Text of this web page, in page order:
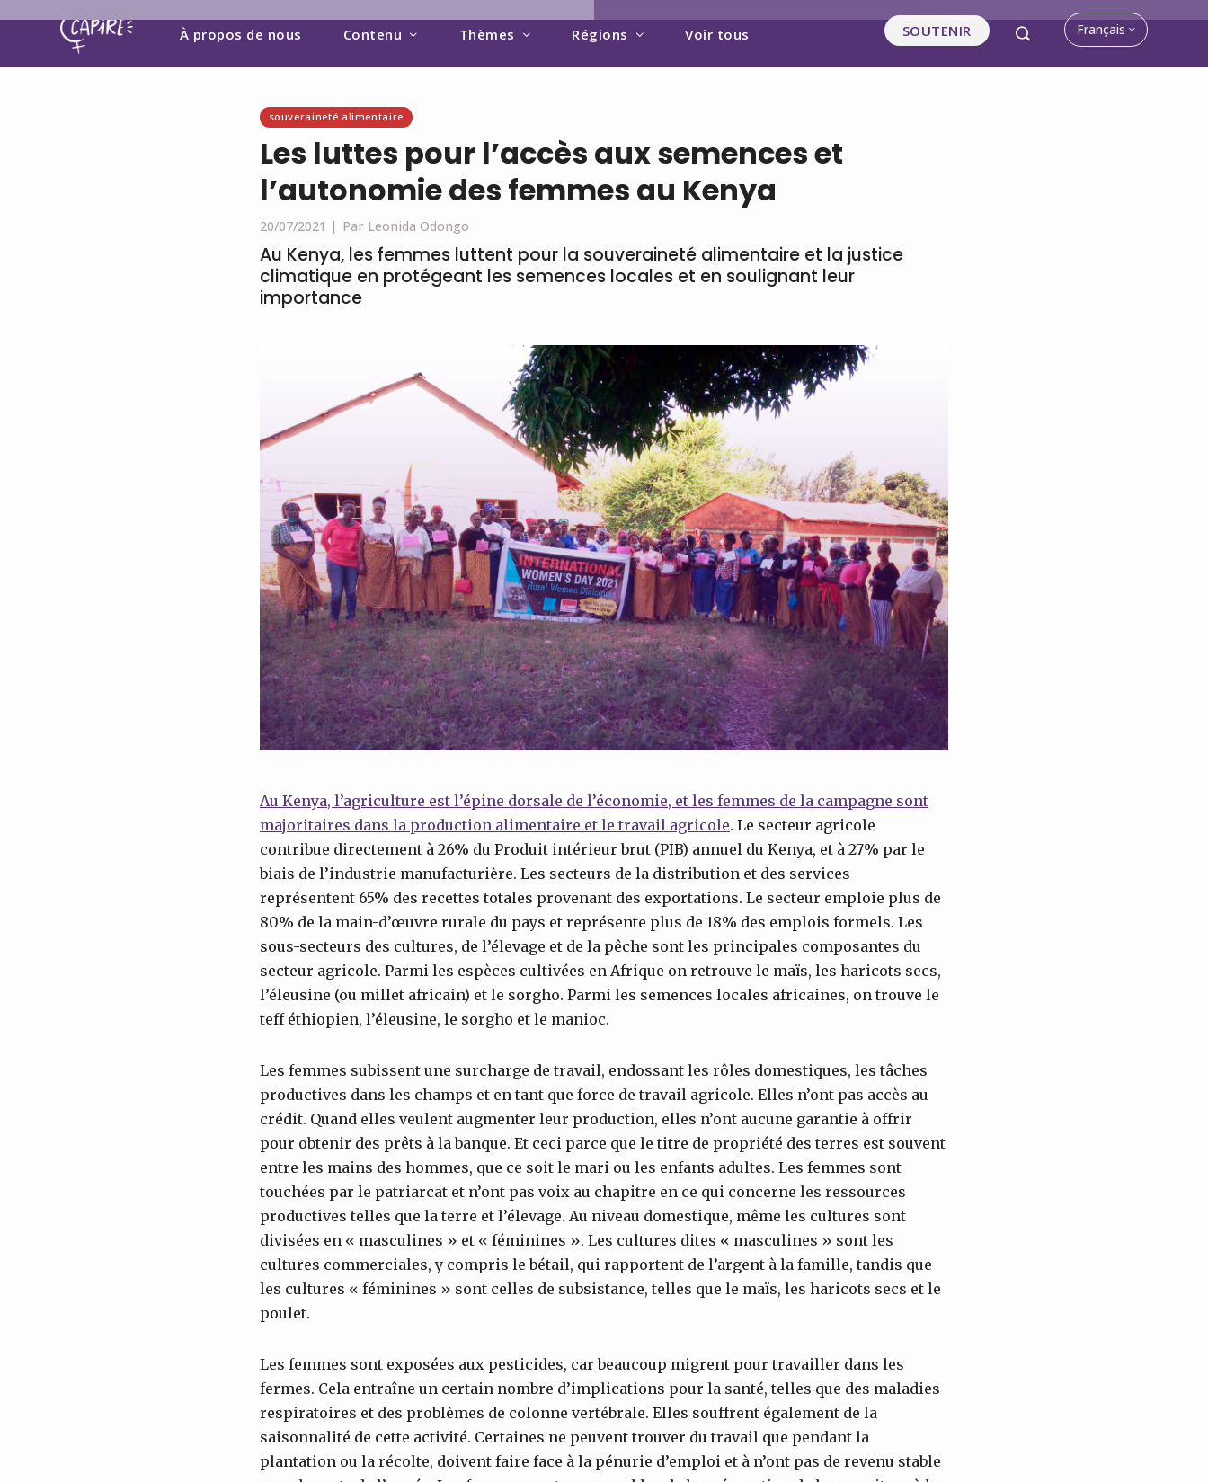
À propos de nous Contenu Thèmes Régions Voir tous SOUTENIR Français
souveraineté alimentaire
Les luttes pour l’accès aux semences et
l’autonomie des femmes au Kenya
20/07/2021 | Par Leonida Odongo
Au Kenya, les femmes luttent pour la souveraineté alimentaire et la justice
climatique en protégeant les semences locales et en soulignant leur
importance
Au Kenya, l’agriculture est l’épine dorsale de l’économie, et les femmes de la campagne sont
majoritaires dans la production alimentaire et le travail agricole. Le secteur agricole
contribue directement à 26% du Produit intérieur brut (PIB) annuel du Kenya, et à 27% par le
biais de l’industrie manufacturière. Les secteurs de la distribution et des services
représentent 65% des recettes totales provenant des exportations. Le secteur emploie plus de
80% de la main-d’œuvre rurale du pays et représente plus de 18% des emplois formels. Les
sous-secteurs des cultures, de l’élevage et de la pêche sont les principales composantes du
secteur agricole. Parmi les espèces cultivées en Afrique on retrouve le maïs, les haricots secs,
l’éleusine (ou millet africain) et le sorgho. Parmi les semences locales africaines, on trouve le
teff éthiopien, l’éleusine, le sorgho et le manioc.
Les femmes subissent une surcharge de travail, endossant les rôles domestiques, les tâches
productives dans les champs et en tant que force de travail agricole. Elles n’ont pas accès au
crédit. Quand elles veulent augmenter leur production, elles n’ont aucune garantie à offrir
pour obtenir des prêts à la banque. Et ceci parce que le titre de propriété des terres est souvent
entre les mains des hommes, que ce soit le mari ou les enfants adultes. Les femmes sont
touchées par le patriarcat et n’ont pas voix au chapitre en ce qui concerne les ressources
productives telles que la terre et l’élevage. Au niveau domestique, même les cultures sont
divisées en « masculines » et « féminines ». Les cultures dites « masculines » sont les
cultures commerciales, y compris le bétail, qui rapportent de l’argent à la famille, tandis que
les cultures « féminines » sont celles de subsistance, telles que le maïs, les haricots secs et le
poulet.
Les femmes sont exposées aux pesticides, car beaucoup migrent pour travailler dans les
fermes. Cela entraîne un certain nombre d’implications pour la santé, telles que des maladies
respiratoires et des problèmes de colonne vertébrale. Elles souffrent également de la
saisonnalité de cette activité. Certaines ne peuvent trouver du travail que pendant la
plantation ou la récolte, doivent faire face à la pénurie d’emploi et à n’ont pas de revenu stable